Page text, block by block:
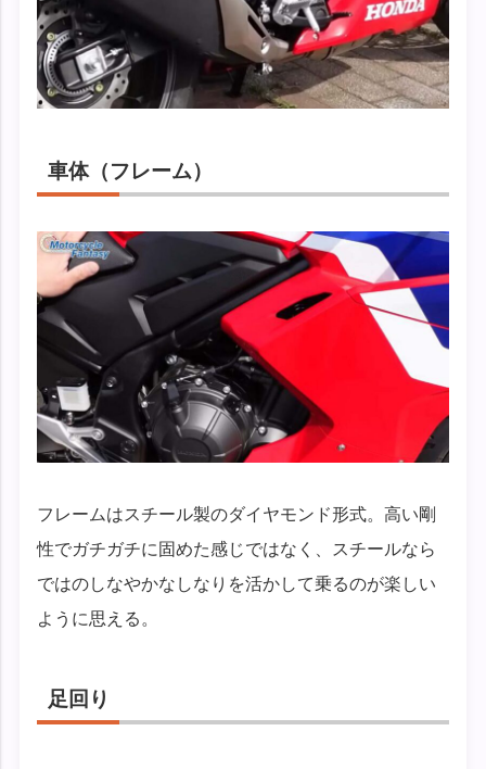
車体（フレーム）
フレームはスチール製のダイヤモンド形式。高い剛
性でガチガチに固めた感じではなく、スチールなら
ではのしなやかなしなりを活かして乗るのが楽しい
ように思える。
足回り